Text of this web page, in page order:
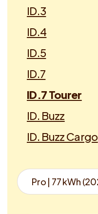
ID.3
ID.4
ID.5
ID.7
ID.7 Tourer
ID. Buzz
ID. Buzz Cargo